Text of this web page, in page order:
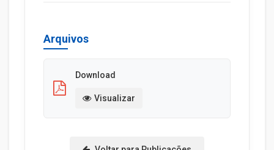
Arquivos
Download
Visualizar